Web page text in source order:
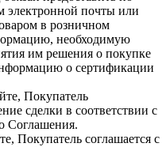
электронной почты или
в розничном
необходимую
им решения о покупке
о сертификации
Покупатель
сделки в соответствии с
Соглашения.
Покупатель соглашается с